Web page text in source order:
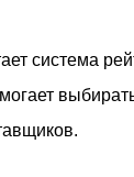
система